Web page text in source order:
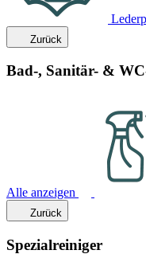
Zurück
Bad-, Sanitär- &
Alle anzeigen
Zurück
Spezialreiniger